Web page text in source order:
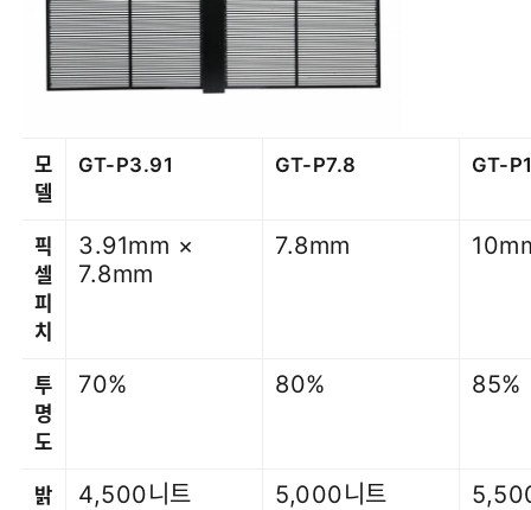
모
델
GT-P3.91 GT-P7.8 GT-
픽
셀
피
치
3.91mm ×
7.8mm
7.8mm
투
명
도
70% 80% 85%
밝
4,500니트 5,000니트